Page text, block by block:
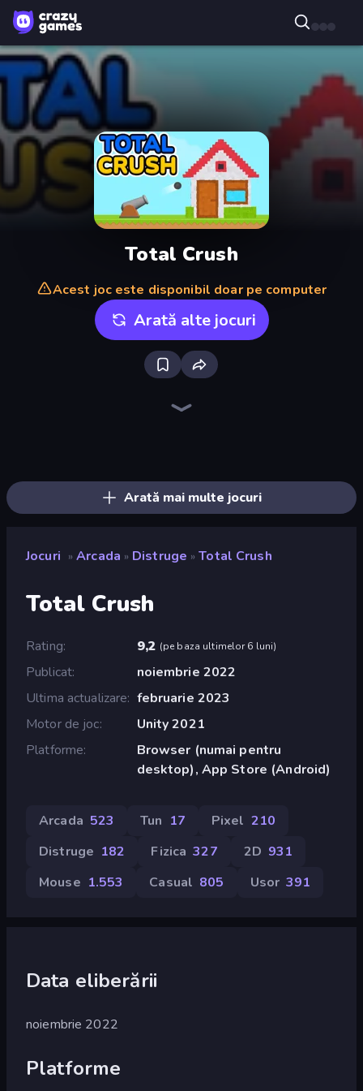
Total Crush
Acest joc este disponibil doar pe computer
Arată alte jocuri
Arată mai multe jocuri
Jocuri » Arcada » Distruge » Total Crush
Total Crush
Rating 9,2 (pe baza ultimelor 6 luni)
Publicat
noiembrie 2022
Ultima actualizare februarie 2023
Motor de joc
Unity 2021
Platforme
Browser (numai pentru
desktop), App Store (Android)
Arcada 523 Tun 17 Pixel 210
Distruge 182 Fizica 327 2D 931
Mouse 1.553 Casual 805 Usor 391
Data eliberării
noiembrie 2022
Platforme